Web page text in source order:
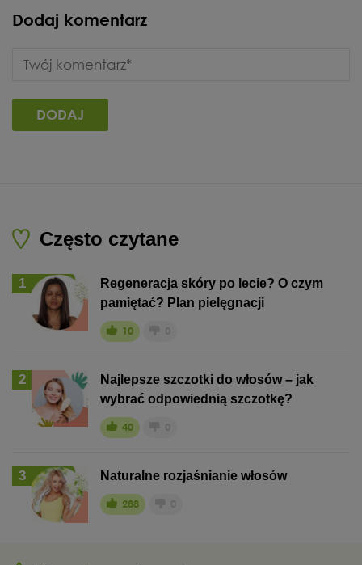
Dodaj komentarz
Często czytane
1
Regeneracja skóry po lecie? O czym
pamiętać? Plan pielęgnacji
10
2
Najlepsze szczotki do włosów – jak
wybrać odpowiednią szczotkę?
40
3 Naturalne rozjaśnianie włosów
288